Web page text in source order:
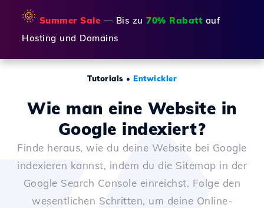
🌞 Summer Sale — Bis zu 70% Rabatt auf
Hosting und Domains
Tutorials • Entwickler
Wie man eine Website in
Google indexiert?
Finde heraus, wie du deine Website bei Google
indexieren kannst, indem du die Sitemap in der
Google Search Console einreichst. Folge den
wesentlichen Schritten, um deine Online-